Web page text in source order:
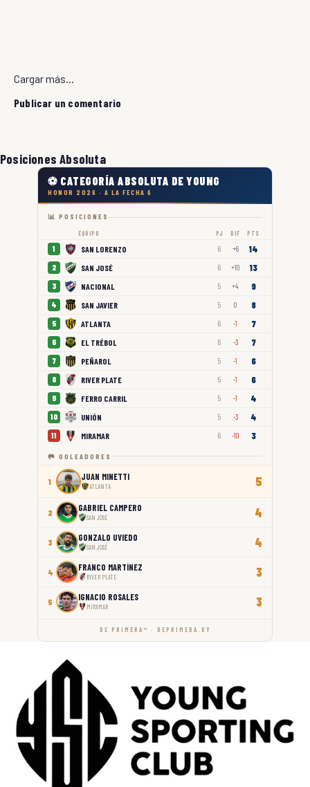
Cargar más...
Publicar un comentario
Posiciones Absoluta
⚽ CATEGORÍA ABSOLUTA DE YOUNG
HONOR 2026 · A LA FECHA 6
📊 POSICIONES
EQUIPO PJ DIF PTS
1 SAN LORENZO 6 +6 14
2 SAN JOSÉ 6 +10 13
3 NACIONAL 5 +4 9
4 SAN JAVIER 5 0 8
5 ATLANTA 6 -1 7
6 EL TRÉBOL 6 -3 7
7 PEÑAROL 5 -1 6
8 RIVER PLATE 5 -1 6
9 FERRO CARRIL 5 -1 4
10 UNIÓN 5 -3 4
11 MIRAMAR 6 -10 3
🥅 GOLEADORES
1 JUAN MINETTI
ATLANTA 5
2 GABRIEL CAMPERO
SAN JOSÉ 4
3 GONZALO UVIEDO
SAN JOSÉ 4
4 FRANCO MARTÍNEZ
RIVER PLATE 3
5 IGNACIO ROSALES
MIRAMAR 3
DE PRIMERA™ · DEPRIMERA.UY